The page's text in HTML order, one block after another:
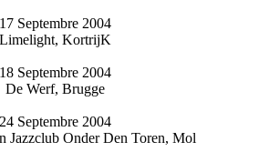
17 Septembre 2004
Limelight, KortrijK
18 Septembre 2004
De Werf, Brugge
24 Septembre 2004
Jazzclub Onder Den Toren, Mol